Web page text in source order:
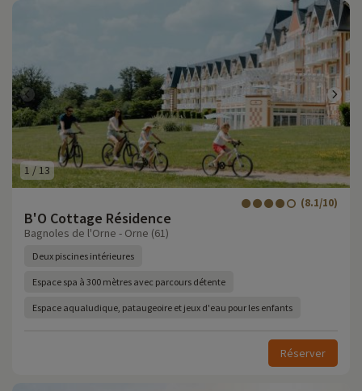
1/13
B'O Cottage Résidence
(8.1/10)
Bagnoles de l'Orne - Orne (61)
Deux piscines intérieures
Espace spa à 300 mètres avec parcours détente
Espace aqualudique, pataugeoire et jeux d'eau pour les enfants
Réserver